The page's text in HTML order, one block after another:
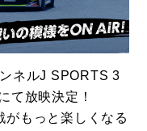
ネルJ SPORTS 3
て放映決定！
がもっと楽しくなる